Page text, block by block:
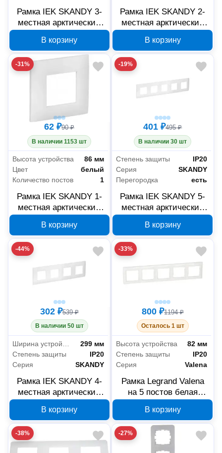
Рамка IEK SKANDY 3-
местная арктический
В корзину
Рамка IEK SKANDY 2-
местная арктический
В корзину
-31%
62 ₽90 ₽
В наличии 1153 шт
Высота устройства
86 мм
Цвет
белый
Количество постов
1
Рамка IEK SKANDY 1-
местная арктический
В корзину
-19%
401 ₽495 ₽
В наличии 30 шт
Степень защиты
IP20
Серия
SKANDY
Перегородка
есть
Рамка IEK SKANDY 5-
местная арктический
В корзину
-44%
302 ₽539 ₽
В наличии 50 шт
299 мм
Степень защиты
IP20
Серия
SKANDY
Рамка IEK SKANDY 4-
местная арктический
В корзину
-33%
800 ₽1194 ₽
Осталось 1 шт
Высота устройства
82 мм
Степень защиты
IP20
Серия
Valena
Рамка Legrand Valena
на 5 постов белая
В корзину
-38% -27%